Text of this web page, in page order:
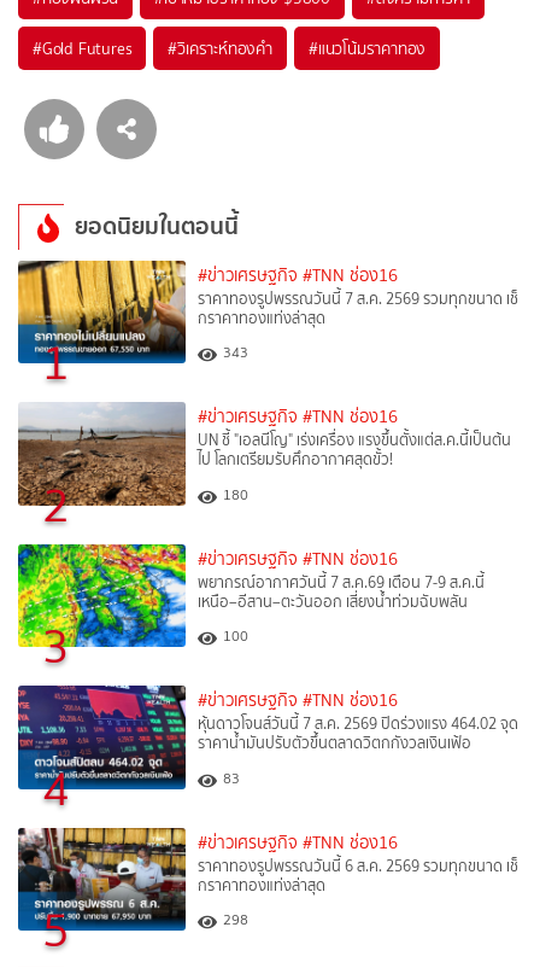
#Gold Futures #วิเคราะห์ทองคำ #แนวโน้มราคาทอง
ยอดนิยมในตอนนี้
1
#ข่าวเศรษฐกิจ #TNN ช่อง16
ราคาทองรูปพรรณวันนี้ 7 ส.ค. 2569 รวมทุกขนาด เช็
กราคาทองแท่งล่าสุด
343
2
#ข่าวเศรษฐกิจ #TNN ช่อง16
UN ชี้ "เอลนีโญ" เร่งเครื่อง แรงขึ้นตั้งแต่ส.ค.นี้เป็นต้น
ไป โลกเตรียมรับศึกอากาศสุดขั้ว!
180
3
#ข่าวเศรษฐกิจ #TNN ช่อง16
พยากรณ์อากาศวันนี้ 7 ส.ค.69 เตือน 7-9 ส.ค.นี้
เหนือ–อีสาน–ตะวันออก เสี่ยงน้ำท่วมฉับพลัน
100
4
#ข่าวเศรษฐกิจ #TNN ช่อง16
หุ้นดาวโจนส์วันนี้ 7 ส.ค. 2569 ปิดร่วงแรง 464.02 จุด
ราคาน้ำมันปรับตัวขึ้นตลาดวิตกกังวลเงินเฟ้อ
83
5
#ข่าวเศรษฐกิจ #TNN ช่อง16
ราคาทองรูปพรรณวันนี้ 6 ส.ค. 2569 รวมทุกขนาด เช็
กราคาทองแท่งล่าสุด
298